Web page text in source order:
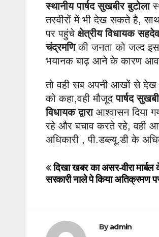
स्थानीय पार्षद सुखबीर बुटोला
तस्वीरों में भी देख सकते है,
पर पहुंचे क्षेत्रीय विधायक
चंद्रमणिकी जनता को जल्द इस
भयानक बाढ़ आने के कारण
तो वही सब अपनी आखों से देख
को कहा,वही मौजूदपार्षद
विधायक द्वाराआश्वासन दिया
रहे और बचाव करते रहे, वही
अधिकारी , पी.डब्ल्यू.डी के
Post
navigation
दिखा खबर का असर-वीरा मार्बल के
सरकारी नाले पे किया अतिक्रमण
Byadmin